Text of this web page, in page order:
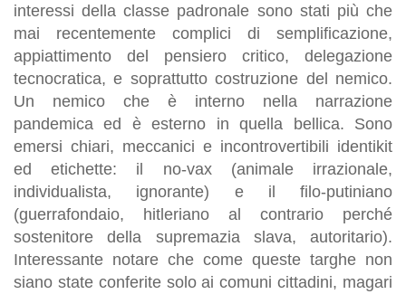
interessi della classe padronale sono stati più che
mai recentemente complici di semplificazione,
appiattimento del pensiero critico, delegazione
tecnocratica, e soprattutto costruzione del nemico.
Un nemico che è interno nella narrazione
pandemica ed è esterno in quella bellica. Sono
emersi chiari, meccanici e incontrovertibili identikit
ed etichette: il no-vax (animale irrazionale,
individualista, ignorante) e il filo-putiniano
(guerrafondaio, hitleriano al contrario perché
sostenitore della supremazia slava, autoritario).
Interessante notare che come queste targhe non
siano state conferite solo ai comuni cittadini, magari